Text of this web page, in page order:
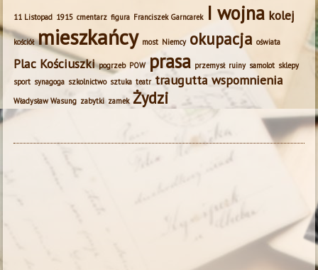
11 Listopad 1915 cmentarz figura Franciszek Garncarek I wojna kolej
kościół mieszkańcy most Niemcy okupacja oświata
Plac Kościuszki pogrzeb POW prasa przemysł ruiny samolot sklepy
sport synagoga szkolnictwo sztuka teatr traugutta wspomnienia
Władysław Wasung zabytki zamek Żydzi